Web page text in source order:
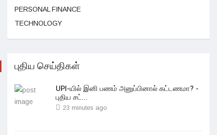
PERSONAL FINANCE
TECHNOLOGY
புதிய செய்திகள்
UPI-யில் இனி பணம் அனுப்பினால் கட்டணமா? -
புதிய சட்...
23 minutes ago